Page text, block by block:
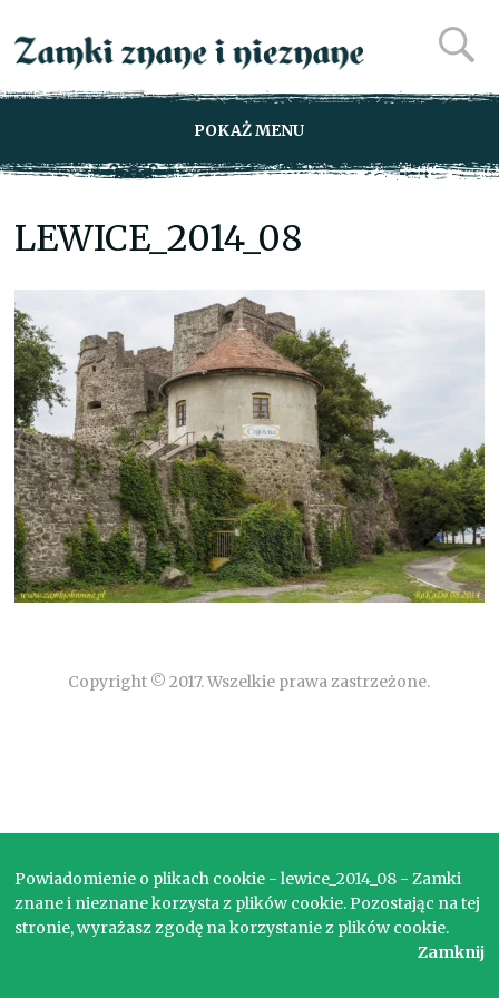
POKAŻ MENU
LEWICE_2014_08
Copyright © 2017. Wszelkie prawa zastrzeżone.
Powiadomienie o plikach cookie - lewice_2014_08 - Zamki
znane i nieznane korzysta z plików cookie. Pozostając na tej
stronie, wyrażasz zgodę na korzystanie z plików cookie.
Zamknij